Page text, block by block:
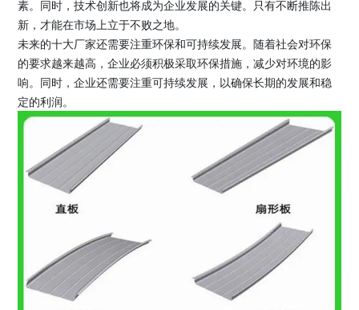
素。同时，技术创新也将成为企业发展的关键。只有不断推陈出
新，才能在市场上立于不败之地。
未来的十大厂家还需要注重环保和可持续发展。随着社会对环保
的要求越来越高，企业必须积极采取环保措施，减少对环境的影
响。同时，企业还需要注重可持续发展，以确保长期的发展和稳
定的利润。